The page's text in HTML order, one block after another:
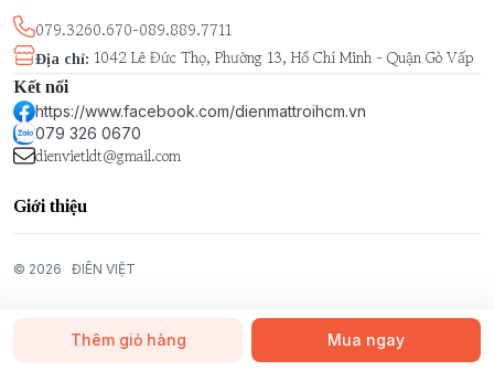
Thêm giỏ hàng Mua ngay
079.3260.670-089.889.7711
Địa chỉ: 1042 Lê Đức Thọ, Phường 13, Hồ Chí Minh - Quận Gò Vấp
Kết nối
https://www.facebook.com/dienmattroihcm.vn
079 326 0670
dienvietldt@gmail.com
Giới thiệu
© 2026 ĐIÊN VIỆT